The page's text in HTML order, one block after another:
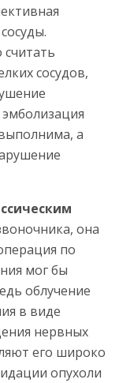
сосудов,
а
она
по
мог бы
облучение
в виде
нервных
его широко
опухоли